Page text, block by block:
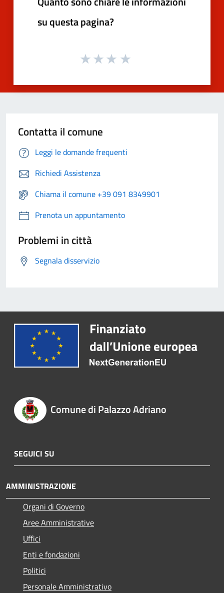
su questa pagina?
Contatta il comune
Leggi le domande frequenti
Richiedi Assistenza
Chiama il comune +39 091 8349901
Prenota un appuntamento
Problemi in città
Segnala disservizio
Comune di Palazzo Adriano
SEGUICI SU
AMMINISTRAZIONE
Organi di Governo
Aree Amministrative
Uffici
Enti e fondazioni
Politici
Personale Amministrativo